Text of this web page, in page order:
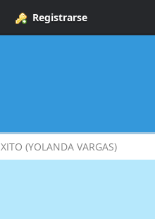
Registrarse
(YOLANDA VARGAS)